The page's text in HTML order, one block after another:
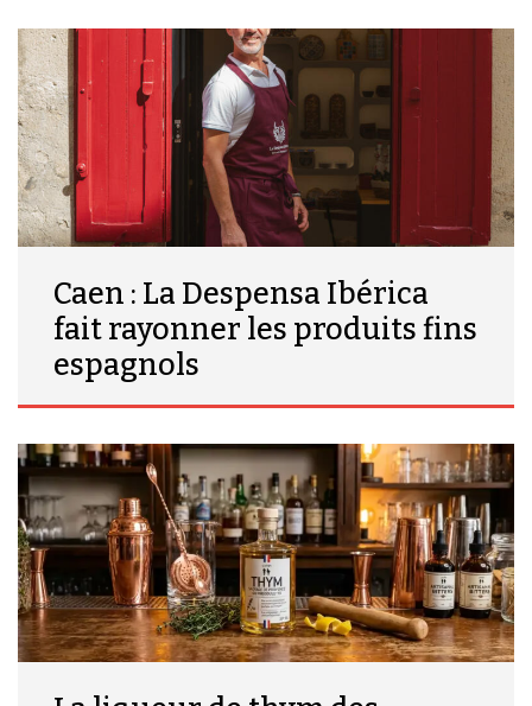
Caen : La Despensa Ibérica
fait rayonner les produits fins
espagnols